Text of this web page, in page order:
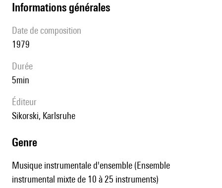
informations générales
date de composition
1979
durée
5min
éditeur
Sikorski, Karlsruhe
genre
Musique instrumentale d'ensemble (Ensemble
instrumental mixte de 10 à 25 instruments)